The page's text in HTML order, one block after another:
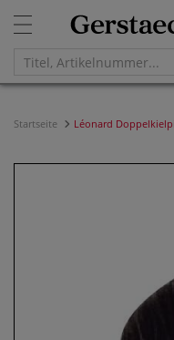
Startseite Léonard